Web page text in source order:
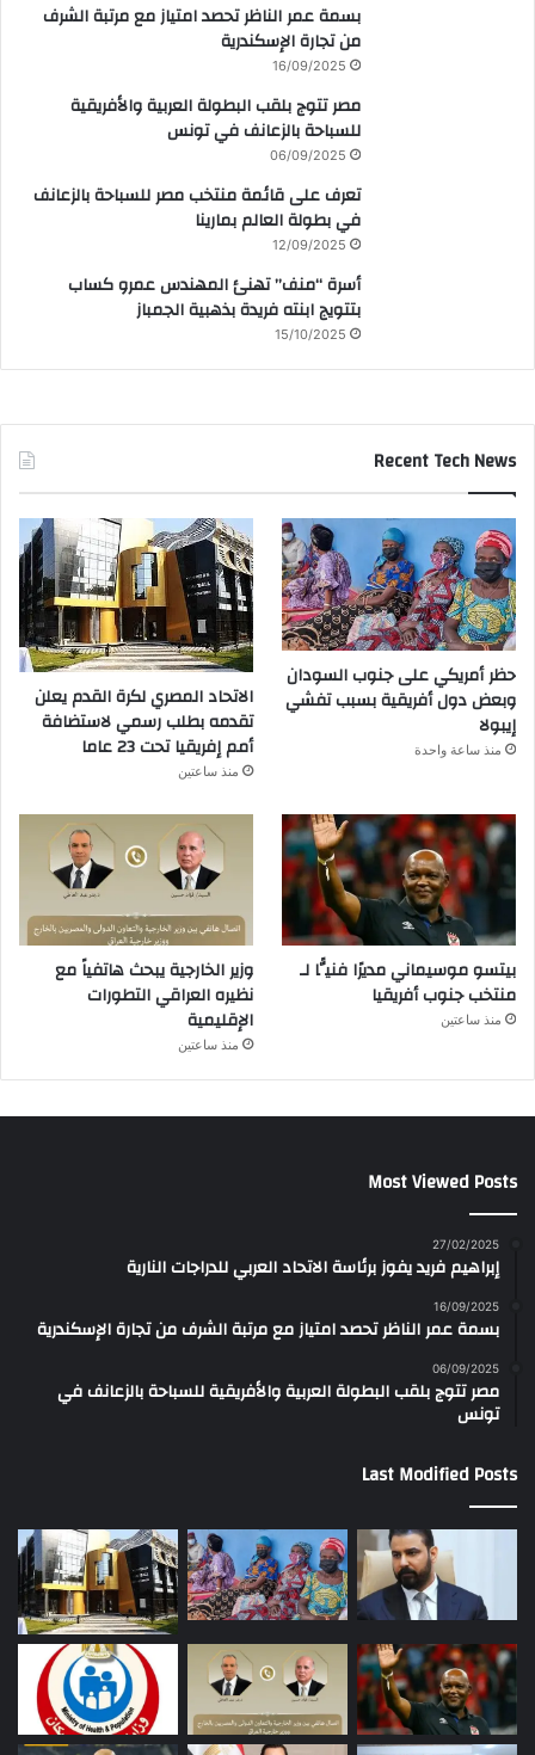
بسمة عمر الناظر تحصد امتياز مع مرتبة الشرف
من تجارة الإسكندرية
16/09/2025
مصر تتوج بلقب البطولة العربية والأفريقية
للسباحة بالزعانف في تونس
06/09/2025
تعرف على قائمة منتخب مصر للسباحة بالزعانف
في بطولة العالم بمارينا
12/09/2025
أسرة “منف” تهنئ المهندس عمرو كساب
بتتويج ابنته فريدة بذهبية الجمباز
15/10/2025
Recent Tech News
حظر أمريكي على جنوب السودان
وبعض دول أفريقية بسبب تفشي
إيبولا
منذ ساعة واحدة
الاتحاد المصري لكرة القدم يعلن
تقدمه بطلب رسمي لاستضافة
أمم إفريقيا تحت 23 عاما
منذ ساعتين
بيتسو موسيماني مديرًا فنيًّا لـ
منتخب جنوب أفريقيا
منذ ساعتين
وزير الخارجية يبحث هاتفياً مع
نظيره العراقي التطورات
الإقليمية
منذ ساعتين
Most Viewed Posts
27/02/2025
إبراهيم فريد يفوز برئاسة الاتحاد العربي للدراجات النارية
16/09/2025
بسمة عمر الناظر تحصد امتياز مع مرتبة الشرف من تجارة الإسكندرية
06/09/2025
مصر تتوج بلقب البطولة العربية والأفريقية للسباحة بالزعانف في
تونس
Last Modified Posts